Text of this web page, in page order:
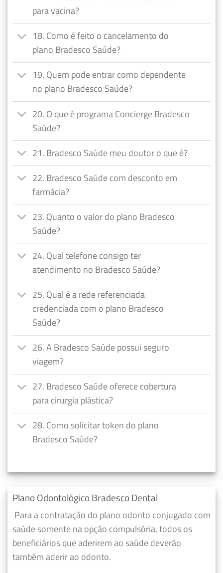
para vacina?
18. Como é feito o cancelamento do
plano Bradesco Saúde?
19. Quem pode entrar como dependente
no plano Bradesco Saúde?
20. O que é programa Concierge Bradesco
Saúde?
21. Bradesco Saúde meu doutor o que é?
22. Bradesco Saúde com desconto em
farmácia?
23. Quanto o valor do plano Bradesco
Saúde?
24. Qual telefone consigo ter
atendimento no Bradesco Saúde?
25. Qual é a rede referenciada
credenciada com o plano Bradesco
Saúde?
26. A Bradesco Saúde possui seguro
viagem?
27. Bradesco Saúde oferece cobertura
para cirurgia plástica?
28. Como solicitar token do plano
Bradesco Saúde?
Plano Odontológico Bradesco Dental
Para a contratação do plano odonto conjugado com
saúde somente na opção compulsória, todos os
beneficiários que aderirem ao saúde deverão
também aderir ao odonto.